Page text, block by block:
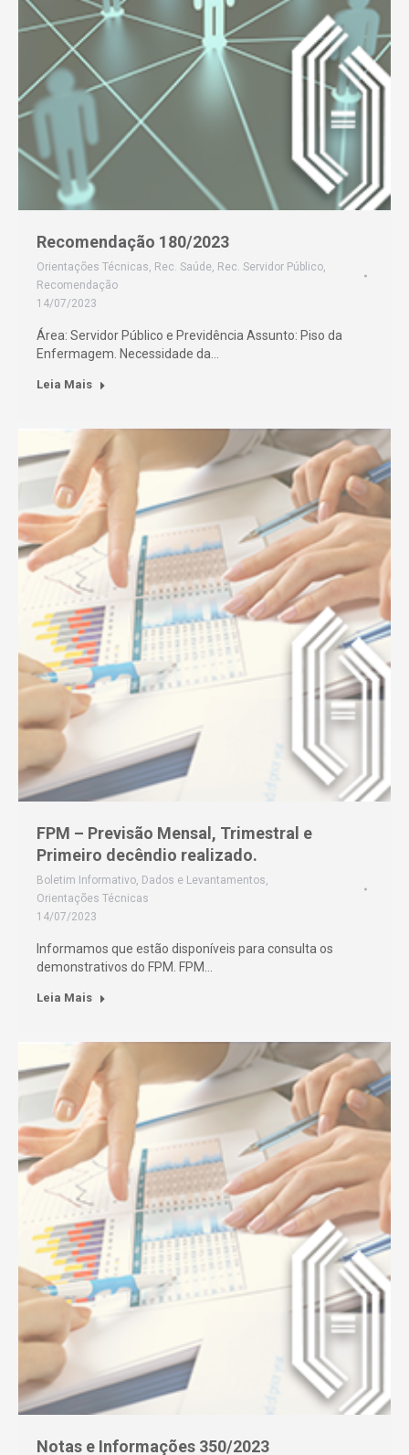
Recomendação 180/2023
Orientações Técnicas, Rec. Saúde, Rec. Servidor Público,
Recomendação
14/07/2023
Área: Servidor Público e Previdência Assunto: Piso da
Enfermagem. Necessidade da…
Leia Mais
FPM – Previsão Mensal, Trimestral e
Primeiro decêndio realizado.
Boletim Informativo, Dados e Levantamentos,
Orientações Técnicas
14/07/2023
Informamos que estão disponíveis para consulta os
demonstrativos do FPM. FPM…
Leia Mais
Notas e Informações 350/2023